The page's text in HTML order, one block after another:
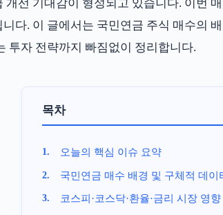
개선 기대감이 형성되고 있습니다. 이번
다. 이 글에서는 국민연금 주식 매수의
투자 전략까지 빠짐없이 정리합니다.
목차
오늘의 핵심 이슈 요약
국민연금 매수 배경 및 구체적 데이
코스피·코스닥·환율·금리 시장 영향